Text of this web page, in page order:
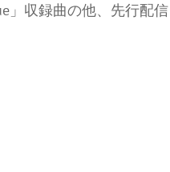
」収録曲の他、先行配